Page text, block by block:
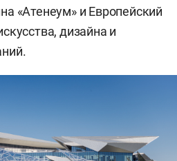
«Атенеум» и Европейский
дизайна и